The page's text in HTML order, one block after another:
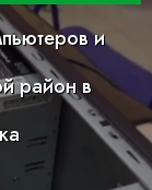
и
район в